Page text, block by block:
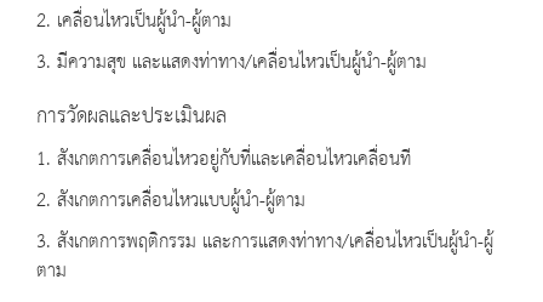
2. เคลื่อนไหวเป็นผู้นำ-ผู้ตาม
3. มีความสุข และแสดงท่าทาง/เคลื่อนไหวเป็นผู้นำ-ผู้ตาม
การวัดผลและประเมินผล
1. สังเกตการเคลื่อนไหวอยู่กับที่และเคลื่อนไหวเคลื่อนที
2. สังเกตการเคลื่อนไหวแบบผู้นำ-ผู้ตาม
3. สังเกตการพฤติกรรม และการแสดงท่าทาง/เคลื่อนไหวเป็นผู้นำ-ผู้
ตาม